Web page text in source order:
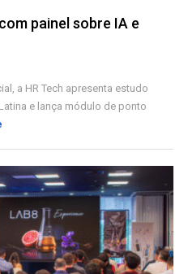
painel sobre IA e
a HR Tech apresenta estudo
e lança módulo de ponto